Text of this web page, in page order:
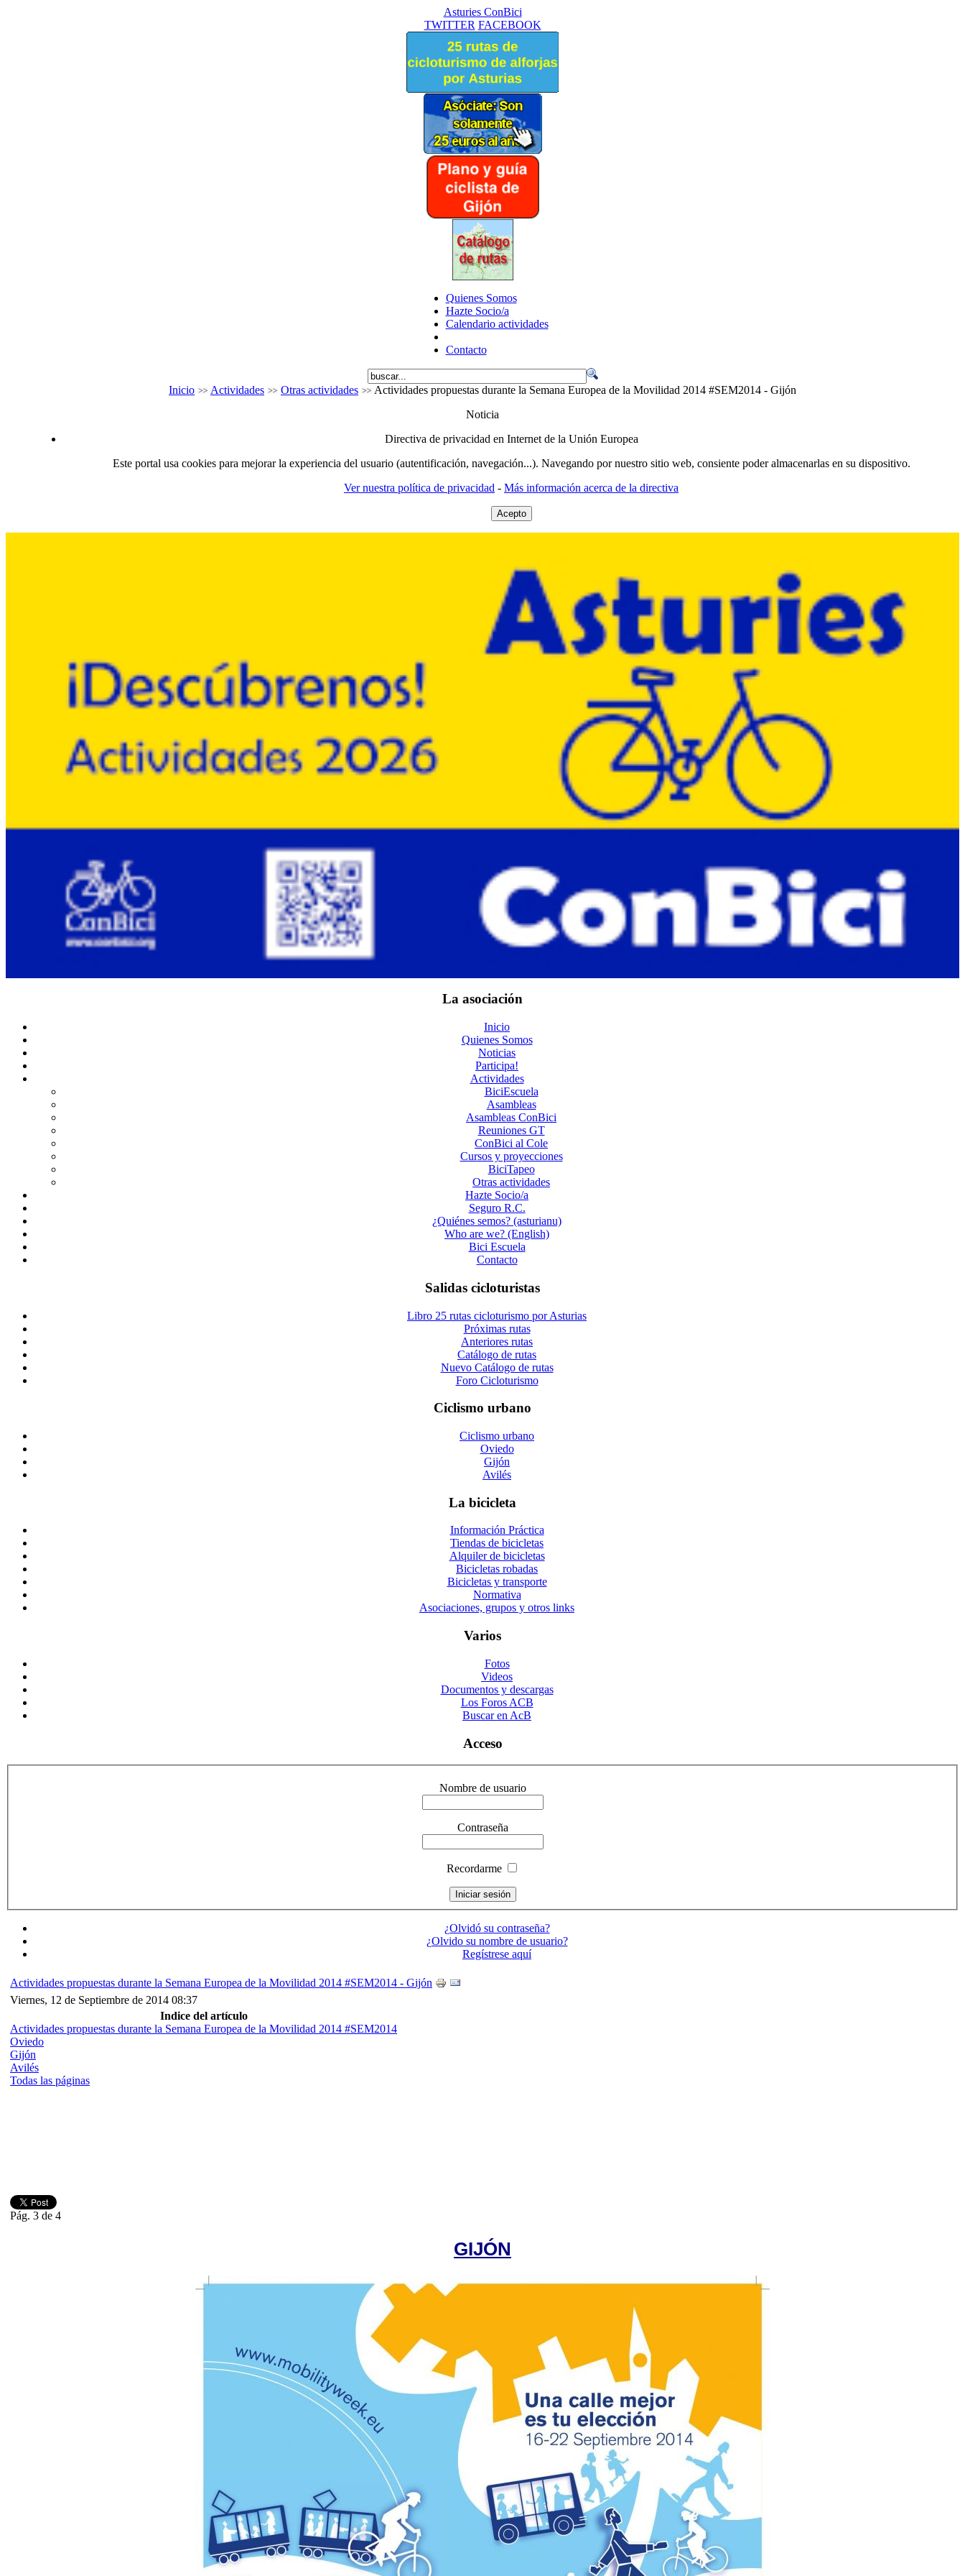
Asturies ConBici
TWITTER FACEBOOK
Quienes Somos
Hazte Socio/a
Calendario actividades
Contacto
Inicio Actividades Otras actividades
Actividades propuestas durante la Semana Europea de la Movilidad 2014 #SEM2014 - Gijón
Noticia
Directiva de privacidad en Internet de la Unión Europea
Este portal usa cookies para mejorar la experiencia del usuario (autentificación, navegación...). Navegando por nuestro sitio web, consiente poder almacenarlas en su dispositivo.
Ver nuestra política de privacidad - Más información acerca de la directiva
Acepto
La asociación
Inicio
Quienes Somos
Noticias
Participa!
Actividades
BiciEscuela
Asambleas
Asambleas ConBici
Reuniones GT
ConBici al Cole
Cursos y proyecciones
BiciTapeo
Otras actividades
Hazte Socio/a
Seguro R.C.
¿Quiénes semos? (asturianu)
Who are we? (English)
Bici Escuela
Contacto
Salidas cicloturistas
Libro 25 rutas cicloturismo por Asturias
Próximas rutas
Anteriores rutas
Catálogo de rutas
Nuevo Catálogo de rutas
Foro Cicloturismo
Ciclismo urbano
Ciclismo urbano
Oviedo
Gijón
Avilés
La bicicleta
Información Práctica
Tiendas de bicicletas
Alquiler de bicicletas
Bicicletas robadas
Bicicletas y transporte
Normativa
Asociaciones, grupos y otros links
Varios
Fotos
Videos
Documentos y descargas
Los Foros ACB
Buscar en AcB
Acceso
Nombre de usuario
Contraseña
Recordarme
¿Olvidó su contraseña?
¿Olvido su nombre de usuario?
Regístrese aquí
Actividades propuestas durante la Semana Europea de la Movilidad 2014 #SEM2014 - Gijón
Viernes, 12 de Septiembre de 2014 08:37
Indice del artículo
Actividades propuestas durante la Semana Europea de la Movilidad 2014 #SEM2014
Oviedo
Gijón
Avilés
Todas las páginas
Pág. 3 de 4
GIJÓN